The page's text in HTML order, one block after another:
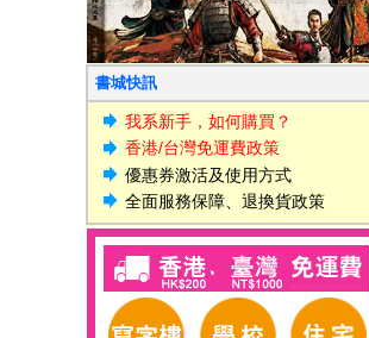
書城快訊
我系新手，如何購買？
香港/台灣免運費政策
優惠券激活及使用方式
全面服務保障、退換貨政策